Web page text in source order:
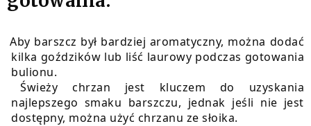
Aby barszcz był bardziej aromatyczny, można dodać
kilka goździków lub liść laurowy podczas gotowania
bulionu.
Świeży chrzan jest kluczem do uzyskania
najlepszego smaku barszczu, jednak jeśli nie jest
dostępny, można użyć chrzanu ze słoika.